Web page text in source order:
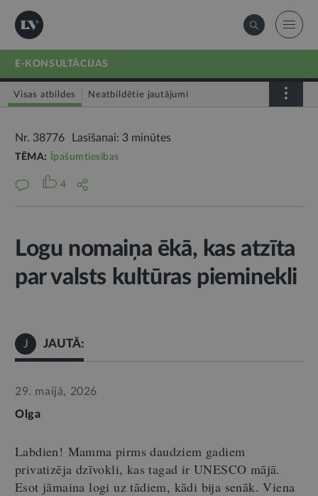
E-KONSULTĀCIJAS
Visas atbildes Neatbildētie jautājumi
Nr. 38776 Lasīšanai: 3 minūtes
TĒMA: Īpašumtiesības
4
Logu nomaiņa ēkā, kas atzīta
par valsts kultūras pieminekli
J JAUTĀ:
29. maijā, 2026
Olga
Labdien! Mamma pirms daudziem gadiem
privatizēja dzīvokli, kas tagad ir UNESCO mājā.
Esot jāmaina logi uz tādiem, kādi bija senāk. Viena